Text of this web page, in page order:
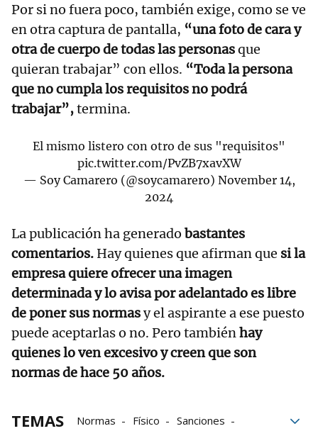
Por si no fuera poco, también exige, como se ve
en otra captura de pantalla, “una foto de cara y
otra de cuerpo de todas las personasque
quieran trabajar” con ellos. “Toda la persona
que no cumpla los requisitos no podrá
trabajar”,termina.
El mismo listero con otro de sus "requisitos"
pic.twitter.com/PvZB7xavXW
— Soy Camarero (@soycamarero) November 14,
2024
La publicación ha generado bastantes
comentarios. Hay quienes que afirman que si la
empresa quiere ofrecer una imagen
determinada y lo avisa por adelantado es libre
de poner sus normasy el aspirante a ese puesto
puede aceptarlas o no. Pero tambiénhay
quienes lo ven excesivo y creen que son
normas de hace 50 años.
TEMAS Normas Físico
Sanciones